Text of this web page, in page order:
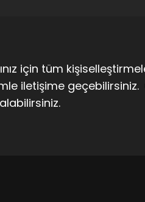
için tüm
iletişime